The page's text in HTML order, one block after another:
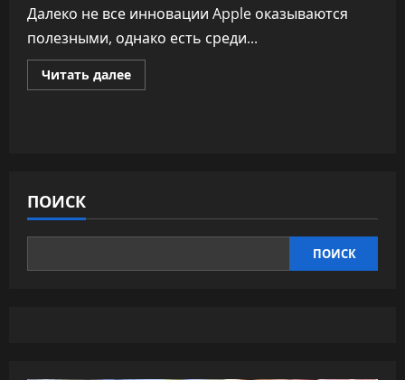
Далеко не все инновации Apple оказываются
полезными, однако есть среди...
Читать далееПрочитать
больше
ПОИСК
ПОИСК